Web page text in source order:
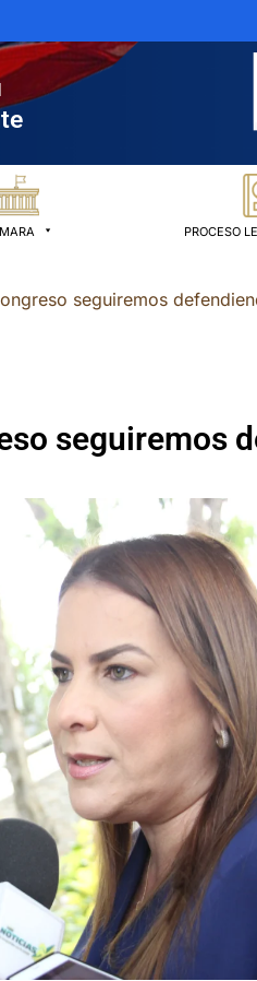
PROCESO
seguiremos
seguiremos